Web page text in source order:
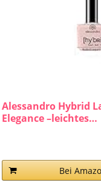
Alessandro Hybrid
Elegance –leichtes…
Bei